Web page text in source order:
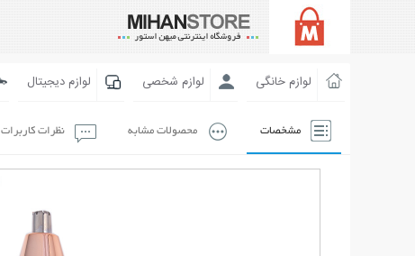
لوازم خانگی لوازم شخصی لوازم دیجیتال
مشخصات محصولات مشابه نظرات کاربرات